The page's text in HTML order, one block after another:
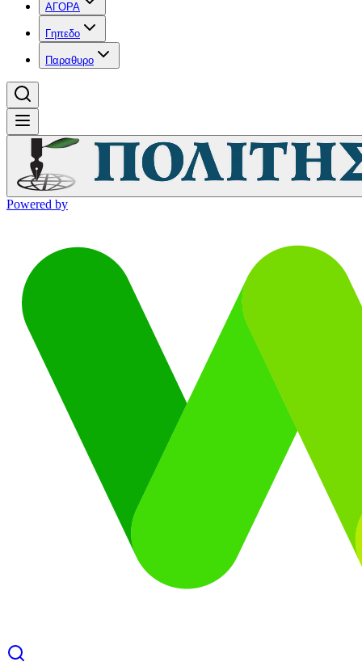
ΑΓΟΡΑ
Γηπεδο
Παραθυρο
Powered by